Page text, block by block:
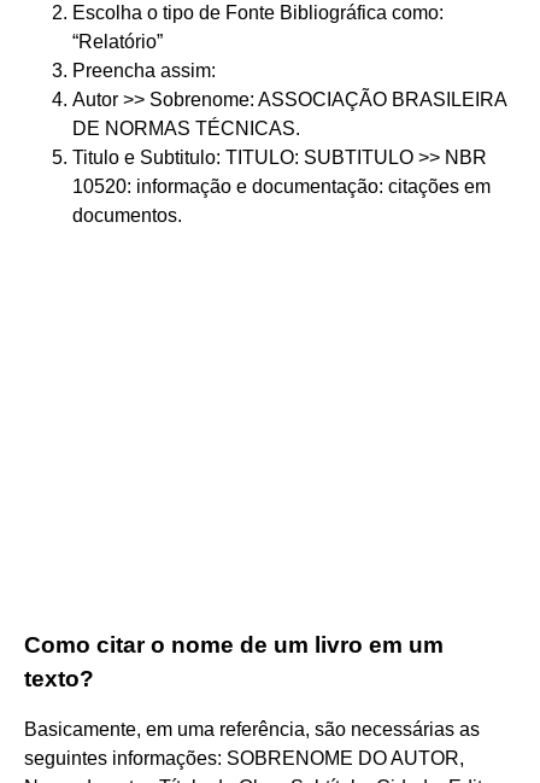
Escolha o tipo de Fonte Bibliográfica como:
“Relatório”
Preencha assim:
Autor >> Sobrenome: ASSOCIAÇÃO BRASILEIRA
DE NORMAS TÉCNICAS.
Titulo e Subtitulo: TITULO: SUBTITULO >> NBR
10520: informação e documentação: citações em
documentos.
Como citar o nome de um livro em um
texto?
Basicamente, em uma referência, são necessárias as
seguintes informações: SOBRENOME DO AUTOR,